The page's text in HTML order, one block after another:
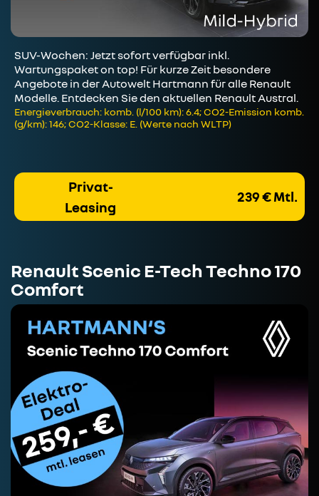
SUV-Wochen: Jetzt sofort verfügbar inkl.
Wartungspaket on top! Für kurze Zeit besondere
Angebote in der Autowelt Hartmann für alle Renault
Modelle. Entdecken Sie den aktuellen Renault Austral.
Energieverbrauch: komb. (l/100 km): 6.4; CO2-Emission komb.
(g/km): 146; CO2-Klasse: E. (Werte nach WLTP)
Privat-
Leasing
239 € Mtl.
Renault Scenic E-Tech Techno 170
Comfort